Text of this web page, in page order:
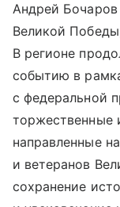
Андрей
Великой
В регионе
событию в
с федеральной
торжественные
направленные
и ветеранов
сохранение